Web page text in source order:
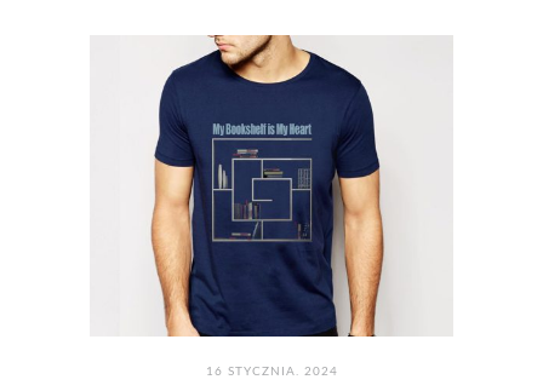
16 STYCZNIA. 2024